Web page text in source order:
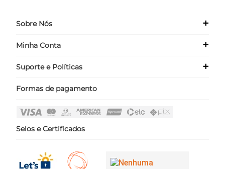
Sobre Nós +
Quem Somos
Minha Conta +
Meus Dados
Suporte e Políticas +
Políticas
Fale Conosco
Formas de pagamento
Selos e Certificados